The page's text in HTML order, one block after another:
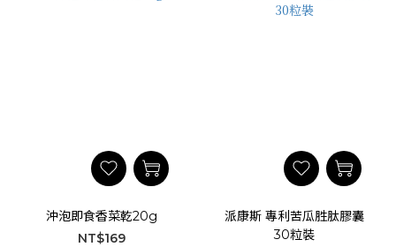
沖泡即食香菜乾20g
NT$169
派康斯 專利苦瓜胜肽膠囊
30粒裝